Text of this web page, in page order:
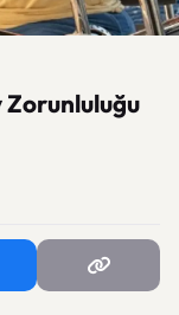
Zorunluluğu